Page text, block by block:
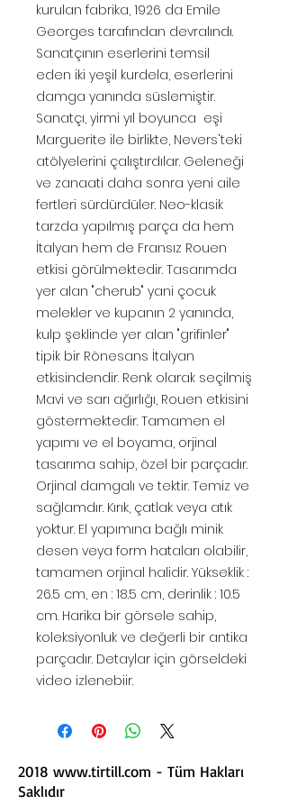
kurulan fabrika, 1926 da Emile
Georges tarafından devralındı.
Sanatçının eserlerini temsil
eden iki yeşil kurdela, eserlerini
damga yanında süslemiştir.
Sanatçı, yirmi yıl boyunca eşi
Marguerite ile birlikte, Nevers'teki
atölyelerini çalıştırdılar. Geleneği
ve zanaati daha sonra yeni aile
fertleri sürdürdüler. Neo-klasik
tarzda yapılmış parça da hem
İtalyan hem de Fransız Rouen
etkisi görülmektedir. Tasarımda
yer alan "cherub" yani çocuk
melekler ve kupanın 2 yanında,
kulp şeklinde yer alan "grifinler"
tipik bir Rönesans İtalyan
etkisindendir. Renk olarak seçilmiş
Mavi ve sarı ağırlığı, Rouen etkisini
göstermektedir. Tamamen el
yapımı ve el boyama, orjinal
tasarıma sahip, özel bir parçadır.
Orjinal damgalı ve tektir. Temiz ve
sağlamdır. Kırık, çatlak veya atık
yoktur. El yapımına bağlı minik
desen veya form hataları olabilir,
tamamen orjinal halidir. Yükseklik :
26.5 cm, en : 18.5 cm, derinlik : 10.5
cm. Harika bir görsele sahip,
koleksiyonluk ve değerli bir antika
parçadır. Detaylar için görseldeki
video izlenebiir.
2018 www.tirtill.com - Tüm Hakları
Saklıdır